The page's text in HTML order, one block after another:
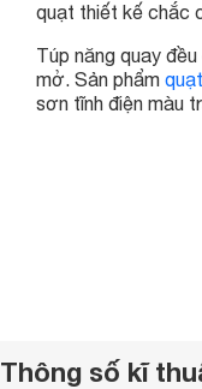
quạt thiết kế chắc
Túp năng quay
mở. Sản phẩm
sơn tĩnh điện màu
Thông số kĩ